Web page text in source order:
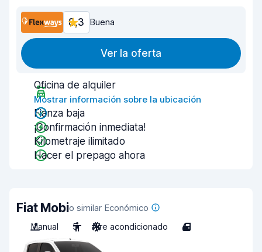
8,3 Buena
Ver la oferta
Oficina de alquiler
Mostrar información sobre la ubicación
Fianza baja
¡Confirmación inmediata!
Kilometraje ilimitado
Hacer el prepago ahora
Fiat Mobio similar Económico
Manual
5 Aire acondicionado 4